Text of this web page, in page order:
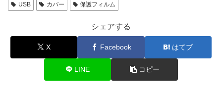
USB
カバー 保護フィルム
シェアする
X Facebook はてブ
LINE コピー